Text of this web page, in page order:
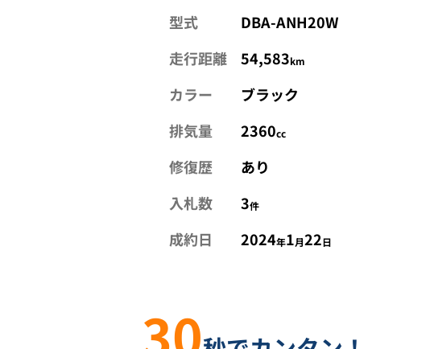
型式
DBA-ANH20W
走行距離
54,583km
カラー
ブラック
排気量
2360cc
修復歴
あり
入札数
3件
成約日 2024年1月22日